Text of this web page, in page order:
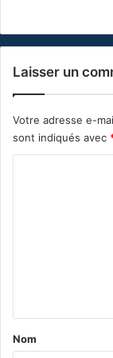
Laisser un
Votre adresse e-
sont indiqués avec
a
Nom